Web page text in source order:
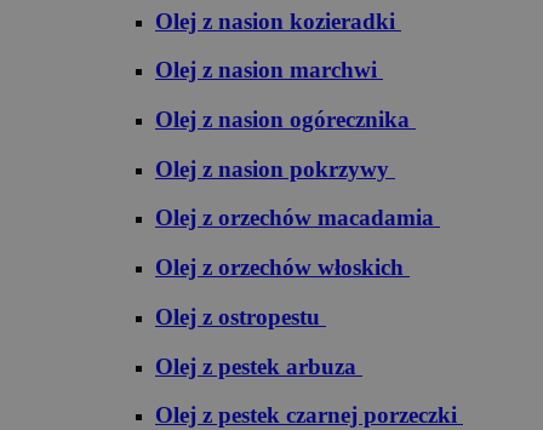
Olej z nasion kozieradki
Olej z nasion marchwi
Olej z nasion ogórecznika
Olej z nasion pokrzywy
Olej z orzechów macadamia
Olej z orzechów włoskich
Olej z ostropestu
Olej z pestek arbuza
Olej z pestek czarnej porzeczki